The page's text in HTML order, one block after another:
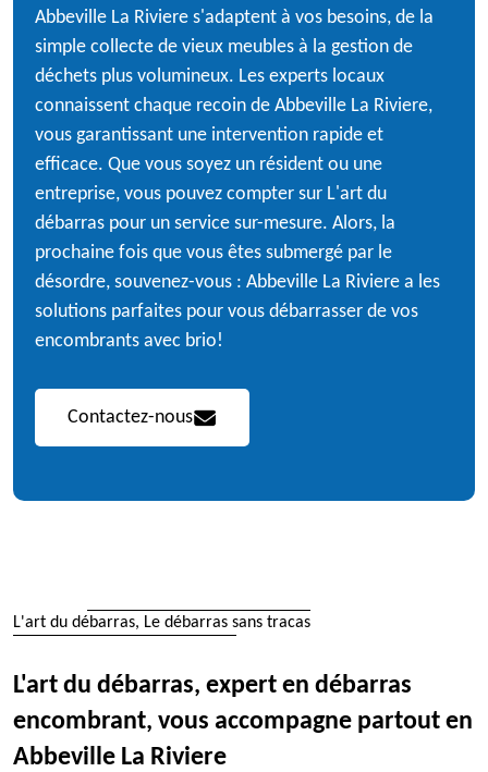
Abbeville La Riviere s'adaptent à vos besoins, de la
simple collecte de vieux meubles à la gestion de
déchets plus volumineux. Les experts locaux
connaissent chaque recoin de Abbeville La Riviere,
vous garantissant une intervention rapide et
efficace. Que vous soyez un résident ou une
entreprise, vous pouvez compter sur L'art du
débarras pour un service sur-mesure. Alors, la
prochaine fois que vous êtes submergé par le
désordre, souvenez-vous : Abbeville La Riviere a les
solutions parfaites pour vous débarrasser de vos
encombrants avec brio!
Contactez-nous
L'art du débarras, Le débarras sans tracas
L'art du débarras, expert en débarras
encombrant, vous accompagne partout en
Abbeville La Riviere